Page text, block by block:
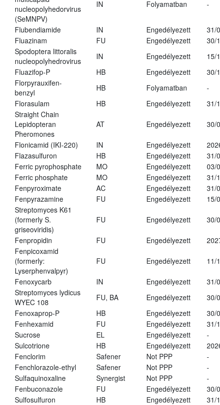
nucleopolyhedorvirus
(SeMNPV)
IN Folyamatban -
Flubendiamide IN Engedélyezett
31/
Fluazinam
FU Engedélyezett
30/
Spodoptera littoralis
nucleopolyhedrovirus
IN Engedélyezett
15/
Fluazifop-P
HB Engedélyezett
30/
Florpyrauxifen-
benzyl
HB Folyamatban
-
Florasulam
HB Engedélyezett
31/
Straight Chain
Lepidopteran
Pheromones
AT Engedélyezett 30/
Flonicamid (IKI-220) IN Engedélyezett
Flazasulfuron
HB Engedélyezett
31/
Ferric pyrophosphate
MO Engedélyezett
03/
Ferric phosphate
MO Engedélyezett
31/
Fenpyroximate
AC Engedélyezett
31/
Fenpyrazamine
FU Engedélyezett
15/
Streptomyces K61
(formerly S.
griseoviridis)
FU Engedélyezett 30/
Fenpropidin FU Engedélyezett
Fenpicoxamid
(formerly:
Lyserphenvalpyr)
FU Engedélyezett 11/
Fenoxycarb IN Engedélyezett
31/
Streptomyces lydicus
WYEC 108
FU, BA Engedélyezett
30/
Fenoxaprop-P
HB Engedélyezett
30/
Fenhexamid
FU Engedélyezett
31/
Sucrose
EL Engedélyezett
-
Sulcotrione
HB Engedélyezett
Fenclorim
Safener Not PPP
-
Fenchlorazole-ethyl
Safener Not PPP
-
Sulfaquinoxaline
Synergist Not PPP
-
Fenbuconazole
FU Engedélyezett
30/
Sulfosulfuron
HB Engedélyezett
31/